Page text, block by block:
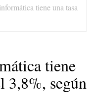
tiene una tasa
tiene
3,8%, según